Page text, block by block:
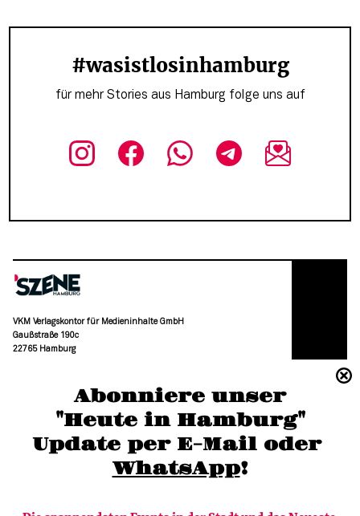
Abonniere unser
"Heute in Hamburg"
Update per E-Mail oder
WhatsApp!
#wasistlosinhamburg
für mehr Stories aus Hamburg folge uns auf
VKM Verlagskontor für Medieninhalte GmbH
Gaußstraße 190c
22765 Hamburg
moc.grubmah-enezs@ofni